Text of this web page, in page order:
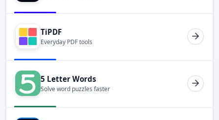
TiPDF
Everyday PDF tools
5 Letter Words
Solve word puzzles faster